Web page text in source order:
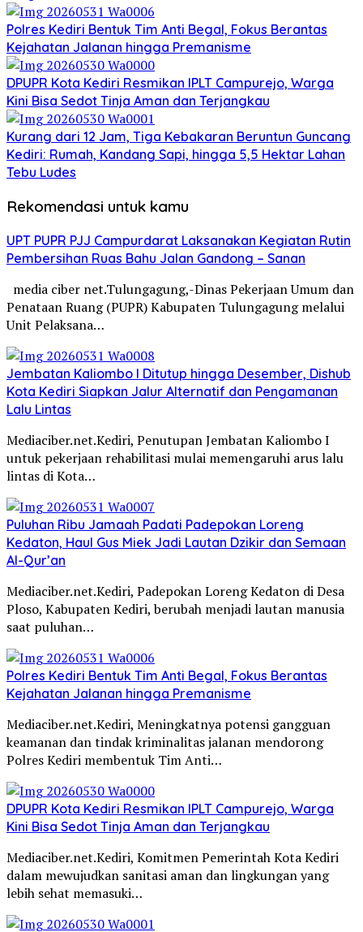
Polres Kediri Bentuk Tim Anti Begal, Fokus Berantas
Kejahatan Jalanan hingga Premanisme
DPUPR Kota Kediri Resmikan IPLT Campurejo, Warga
Kini Bisa Sedot Tinja Aman dan Terjangkau
Kurang dari 12 Jam, Tiga Kebakaran Beruntun Guncang
Kediri: Rumah, Kandang Sapi, hingga 5,5 Hektar Lahan
Tebu Ludes
Rekomendasi untuk kamu
UPT PUPR PJJ Campurdarat Laksanakan Kegiatan Rutin
Pembersihan Ruas Bahu Jalan Gandong – Sanan
media ciber net.Tulungagung,-Dinas Pekerjaan Umum dan
Penataan Ruang (PUPR) Kabupaten Tulungagung melalui
Unit Pelaksana…
Jembatan Kaliombo I Ditutup hingga Desember, Dishub
Kota Kediri Siapkan Jalur Alternatif dan Pengamanan
Lalu Lintas
Mediaciber.net.Kediri, Penutupan Jembatan Kaliombo I
untuk pekerjaan rehabilitasi mulai memengaruhi arus lalu
lintas di Kota…
Puluhan Ribu Jamaah Padati Padepokan Loreng
Kedaton, Haul Gus Miek Jadi Lautan Dzikir dan Semaan
Al-Qur’an
Mediaciber.net.Kediri, Padepokan Loreng Kedaton di Desa
Ploso, Kabupaten Kediri, berubah menjadi lautan manusia
saat puluhan…
Polres Kediri Bentuk Tim Anti Begal, Fokus Berantas
Kejahatan Jalanan hingga Premanisme
Mediaciber.net.Kediri, Meningkatnya potensi gangguan
keamanan dan tindak kriminalitas jalanan mendorong
Polres Kediri membentuk Tim Anti…
DPUPR Kota Kediri Resmikan IPLT Campurejo, Warga
Kini Bisa Sedot Tinja Aman dan Terjangkau
Mediaciber.net.Kediri, Komitmen Pemerintah Kota Kediri
dalam mewujudkan sanitasi aman dan lingkungan yang
lebih sehat memasuki…